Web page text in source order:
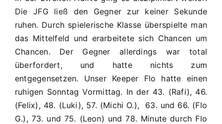
Die JFG ließ den Gegner zur keiner Sekunde
ruhen. Durch spielerische Klasse überspielte man
das Mittelfeld und erarbeitete sich Chancen um
Chancen. Der Gegner allerdings war total
überfordert, und hatte nichts zum
entgegensetzen. Unser Keeper Flo hatte einen
ruhigen Sonntag Vormittag. In der 43. (Rafi), 46.
(Felix), 48. (Luki), 57. (Michi O.), 63. und 66. (Flo
G.), 73. und 75. (Leon) und 78. Minute durch Flo